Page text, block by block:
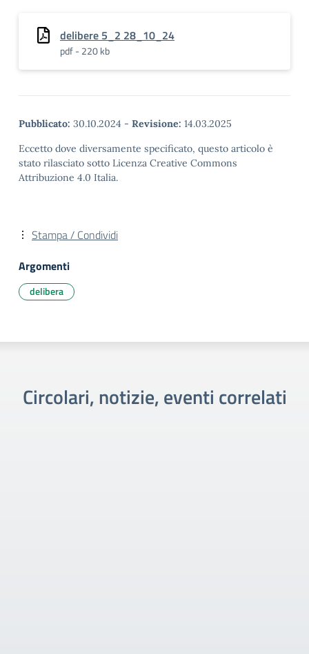
delibere 5_2 28_10_24
pdf - 220 kb
Pubblicato: 30.10.2024 - Revisione: 14.03.2025
Eccetto dove diversamente specificato, questo articolo è
stato rilasciato sotto Licenza Creative Commons
Attribuzione 4.0 Italia.
Stampa / Condividi
Argomenti
delibera
Circolari, notizie, eventi correlati